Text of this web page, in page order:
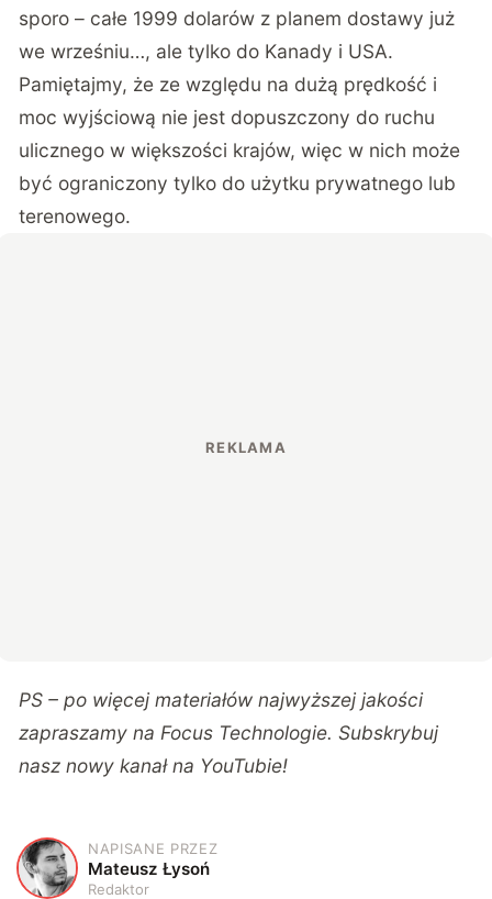
sporo – całe 1999 dolarów z planem dostawy już
we wrześniu…, ale tylko do Kanady i USA.
Pamiętajmy, że ze względu na dużą prędkość i
moc wyjściową nie jest dopuszczony do ruchu
ulicznego w większości krajów, więc w nich może
być ograniczony tylko do użytku prywatnego lub
terenowego.
PS – po więcej materiałów najwyższej jakości
zapraszamy na Focus Technologie. Subskrybuj
nasz nowy kanał na YouTubie!
M
NAPISANE PRZEZ
Mateusz Łysoń
Redaktor